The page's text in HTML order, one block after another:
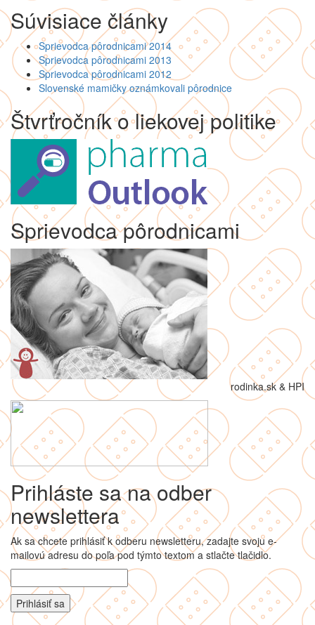
Súvisiace články
Sprievodca pôrodnicami 2014
Sprievodca pôrodnicami 2013
Sprievodca pôrodnicami 2012
Slovenské mamičky oznámkovali pôrodnice
Štvrťročník o liekovej politike
Sprievodca pôrodnicami
rodinka.sk & HPI
Prihláste sa na odber
newslettera
Ak sa chcete prihlásiť k odberu newsletteru, zadajte svoju e-
mailovú adresu do poľa pod týmto textom a stlačte tlačidlo.